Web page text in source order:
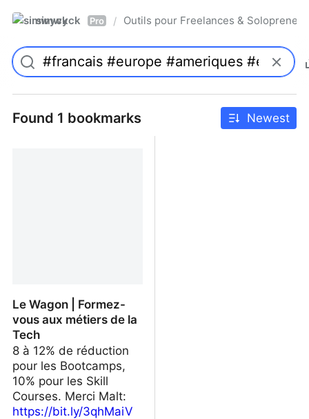
simwyck Pro / Outils pour Freelances &
Found 1 bookmarks Newest
Le Wagon | Formez-
vous aux métiers de la
Tech
8 à 12% de réduction
pour les Bootcamps,
10% pour les Skill
Courses. Merci Malt:
https://bit.ly/3qhMaiV